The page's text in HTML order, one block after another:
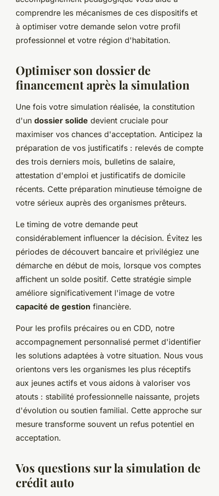
comprendre les mécanismes de ces dispositifs et
à optimiser votre demande selon votre profil
professionnel et votre région d'habitation.
Optimiser son dossier de
financement après la simulation
Une fois votre simulation réalisée, la constitution
d'un dossier solide devient cruciale pour
maximiser vos chances d'acceptation. Anticipez la
préparation de vos justificatifs : relevés de compte
des trois derniers mois, bulletins de salaire,
attestation d'emploi et justificatifs de domicile
récents. Cette préparation minutieuse témoigne de
votre sérieux auprès des organismes prêteurs.
Le timing de votre demande peut
considérablement influencer la décision. Évitez les
périodes de découvert bancaire et privilégiez une
démarche en début de mois, lorsque vos comptes
affichent un solde positif. Cette stratégie simple
améliore significativement l'image de votre
capacité de gestion financière.
Pour les profils précaires ou en CDD, notre
accompagnement personnalisé permet d'identifier
les solutions adaptées à votre situation. Nous vous
orientons vers les organismes les plus réceptifs
aux jeunes actifs et vous aidons à valoriser vos
atouts : stabilité professionnelle naissante, projets
d'évolution ou soutien familial. Cette approche sur
mesure transforme souvent un refus potentiel en
acceptation.
Vos questions sur la simulation de
crédit auto